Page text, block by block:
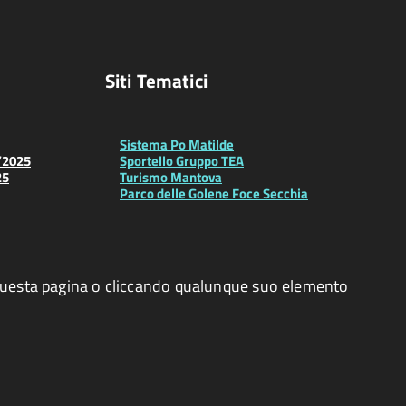
Siti Tematici
Sistema Po Matilde
Sportello Gruppo TEA
Turismo Mantova
Parco delle Golene Foce Secchia
pagina o cliccando qualunque suo elemento